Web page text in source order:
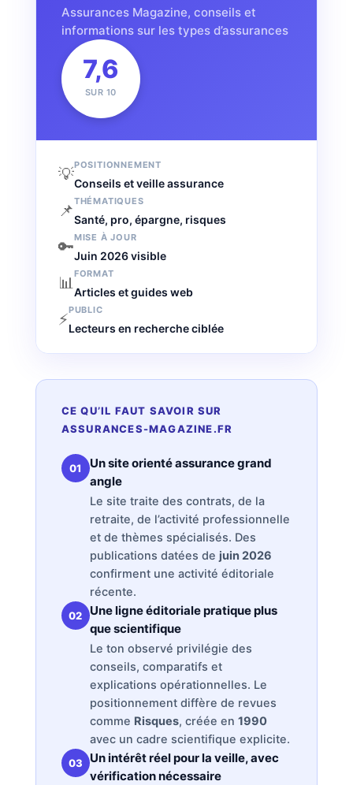
Assurances Magazine, conseils et
informations sur les types d’assurances
7,6
SUR 10
💡POSITIONNEMENT
Conseils et veille assurance
📌THÉMATIQUES
Santé, pro, épargne, risques
🔑MISE À JOUR
Juin 2026 visible
📊 FORMAT
Articles et guides web
⚡PUBLIC
Lecteurs en recherche ciblée
CE QU’IL FAUT SAVOIR SUR
ASSURANCES-MAGAZINE.FR
01
Un site orienté assurance grand
angle
Le site traite des contrats, de la
retraite, de l’activité professionnelle
et de thèmes spécialisés. Des
publications datées de juin 2026
confirment une activité éditoriale
récente.
02
Une ligne éditoriale pratique plus
que scientifique
Le ton observé privilégie des
conseils, comparatifs et
explications opérationnelles. Le
positionnement diffère de revues
comme Risques, créée en 1990
avec un cadre scientifique explicite.
03
Un intérêt réel pour la veille, avec
vérification nécessaire